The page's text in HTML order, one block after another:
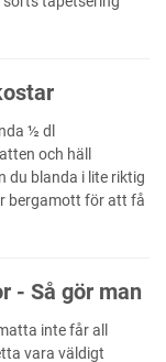
½ dl
och häll
du blanda i lite riktig
bergamott för att få
- Så gör man
inte får all
vara väldigt